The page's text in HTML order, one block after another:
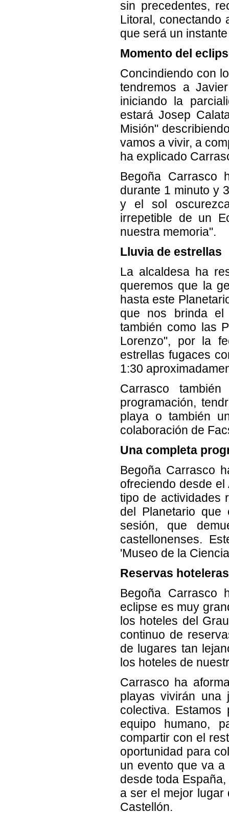
sin precedentes,
Litoral, conectando
que será un
Momento del
Concindiendo con
tendremos a
iniciando la
estará Josep
Misión"
vamos a vivir, a
ha explicado
Begoña
durante 1 minuto y
y el sol
irrepetible de un
nuestra memoria".
Lluvia de estrellas
La alcaldesa ha
queremos que la
hasta este
que nos brinda el
también como las
Lorenzo", por la
estrellas fugaces
1:30
Carrasco
programación,
playa o también
colaboración de
Una completa
Begoña Carrasco
ofreciendo desde
tipo de actividades
del Planetario
sesión, que
castellonenses.
'Museo de la
Reservas
Begoña Carrasco
eclipse es muy
los hoteles del
continuo de
de lugares tan
los hoteles de
Carrasco ha
playas vivirán una
colectiva.
equipo humano,
compartir con el
oportunidad para
un evento que va
desde toda
a ser el mejor lugar
Castellón.